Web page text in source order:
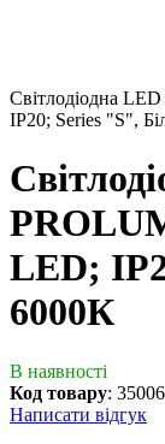
Світлодіодна
IP20; Series "S",
LED;
6000К
В наявності
Код товару:
Написати відгук